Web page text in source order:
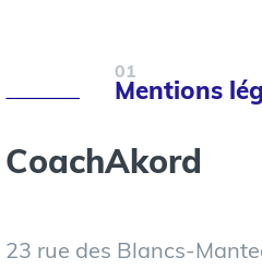
01
Mentions
CoachAkord
23 rue des Blancs-